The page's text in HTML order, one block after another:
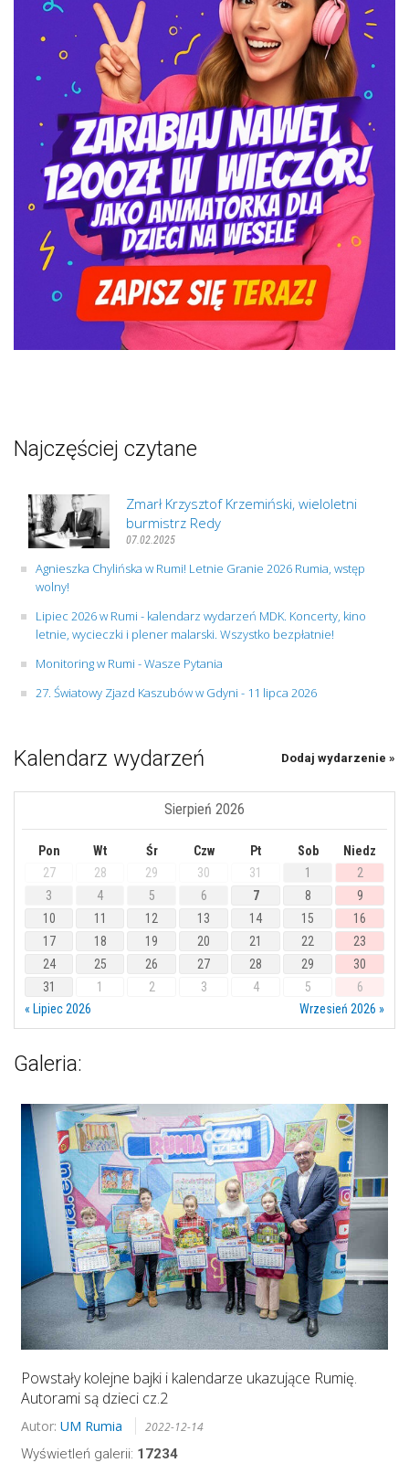
Najczęściej czytane
Zmarł Krzysztof Krzemiński, wieloletni
burmistrz Redy
07.02.2025
Agnieszka Chylińska w Rumi! Letnie Granie 2026 Rumia, wstęp
wolny!
Lipiec 2026 w Rumi - kalendarz wydarzeń MDK. Koncerty, kino
letnie, wycieczki i plener malarski. Wszystko bezpłatnie!
Monitoring w Rumi - Wasze Pytania
27. Światowy Zjazd Kaszubów w Gdyni - 11 lipca 2026
Kalendarz wydarzeń Dodaj wydarzenie »
Sierpień 2026
Pon Wt Śr Czw Pt Sob
Niedz
27
28 29 30 31 1
2
3
4 5 6 7 8
9
10
11 12 13 14 15
16
17
18 19 20 21 22
23
24
25 26 27 28 29
30
31
1 2 3 4 5
6
« Lipiec 2026
Wrzesień 2026 »
Galeria:
Powstały kolejne bajki i kalendarze ukazujące Rumię.
Autorami są dzieci cz.2
Autor: UM Rumia 2022-12-14
Wyświetleń galerii: 17234